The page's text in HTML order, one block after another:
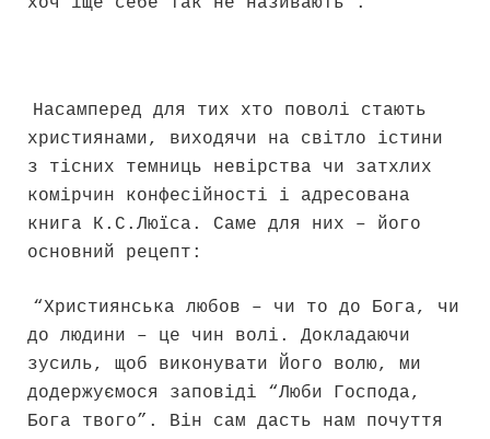
Насамперед для тих хто поволі стають
християнами, виходячи на світло істини
з тісних темниць невірства чи затхлих
комірчин конфесійності і адресована
книга К.С.Люїса. Саме для них – його
основний рецепт:
“Християнська любов – чи то до Бога, чи
до людини – це чин волі. Докладаючи
зусиль, щоб виконувати Його волю, ми
додержуємося заповіді “Люби Господа,
Бога твого”. Він сам дасть нам почуття